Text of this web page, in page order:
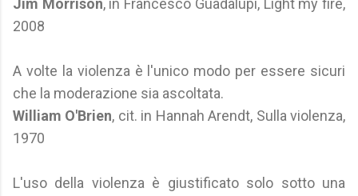
Jim Morrison, in Francesco Guadalupi, Light my fire,
2008
A volte la violenza è l'unico modo per essere sicuri
che la moderazione sia ascoltata.
William O'Brien, cit. in Hannah Arendt, Sulla violenza,
1970
L'uso della violenza è giustificato solo sotto una